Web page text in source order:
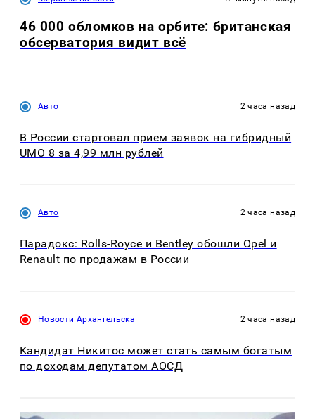
46 000 обломков на орбите: британская
обсерватория видит всё
Авто 2 часа назад
В России стартовал прием заявок на гибридный
UMO 8 за 4,99 млн рублей
Авто 2 часа назад
Парадокс: Rolls-Royce и Bentley обошли Opel и
Renault по продажам в России
Новости Архангельска 2 часа назад
Кандидат Никитос может стать самым богатым
по доходам депутатом АОСД